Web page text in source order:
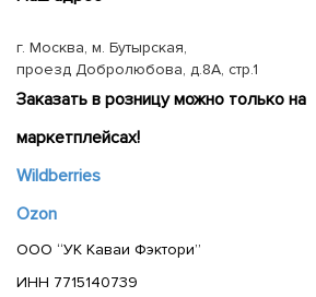
г. Москва, м. Бутырская,
проезд Добролюбова, д.8А, стр.1
Заказать в розницу можно только на
маркетплейсах!
Wildberries
Ozon
ООО “УК Каваи Фэктори”
ИНН 7715140739